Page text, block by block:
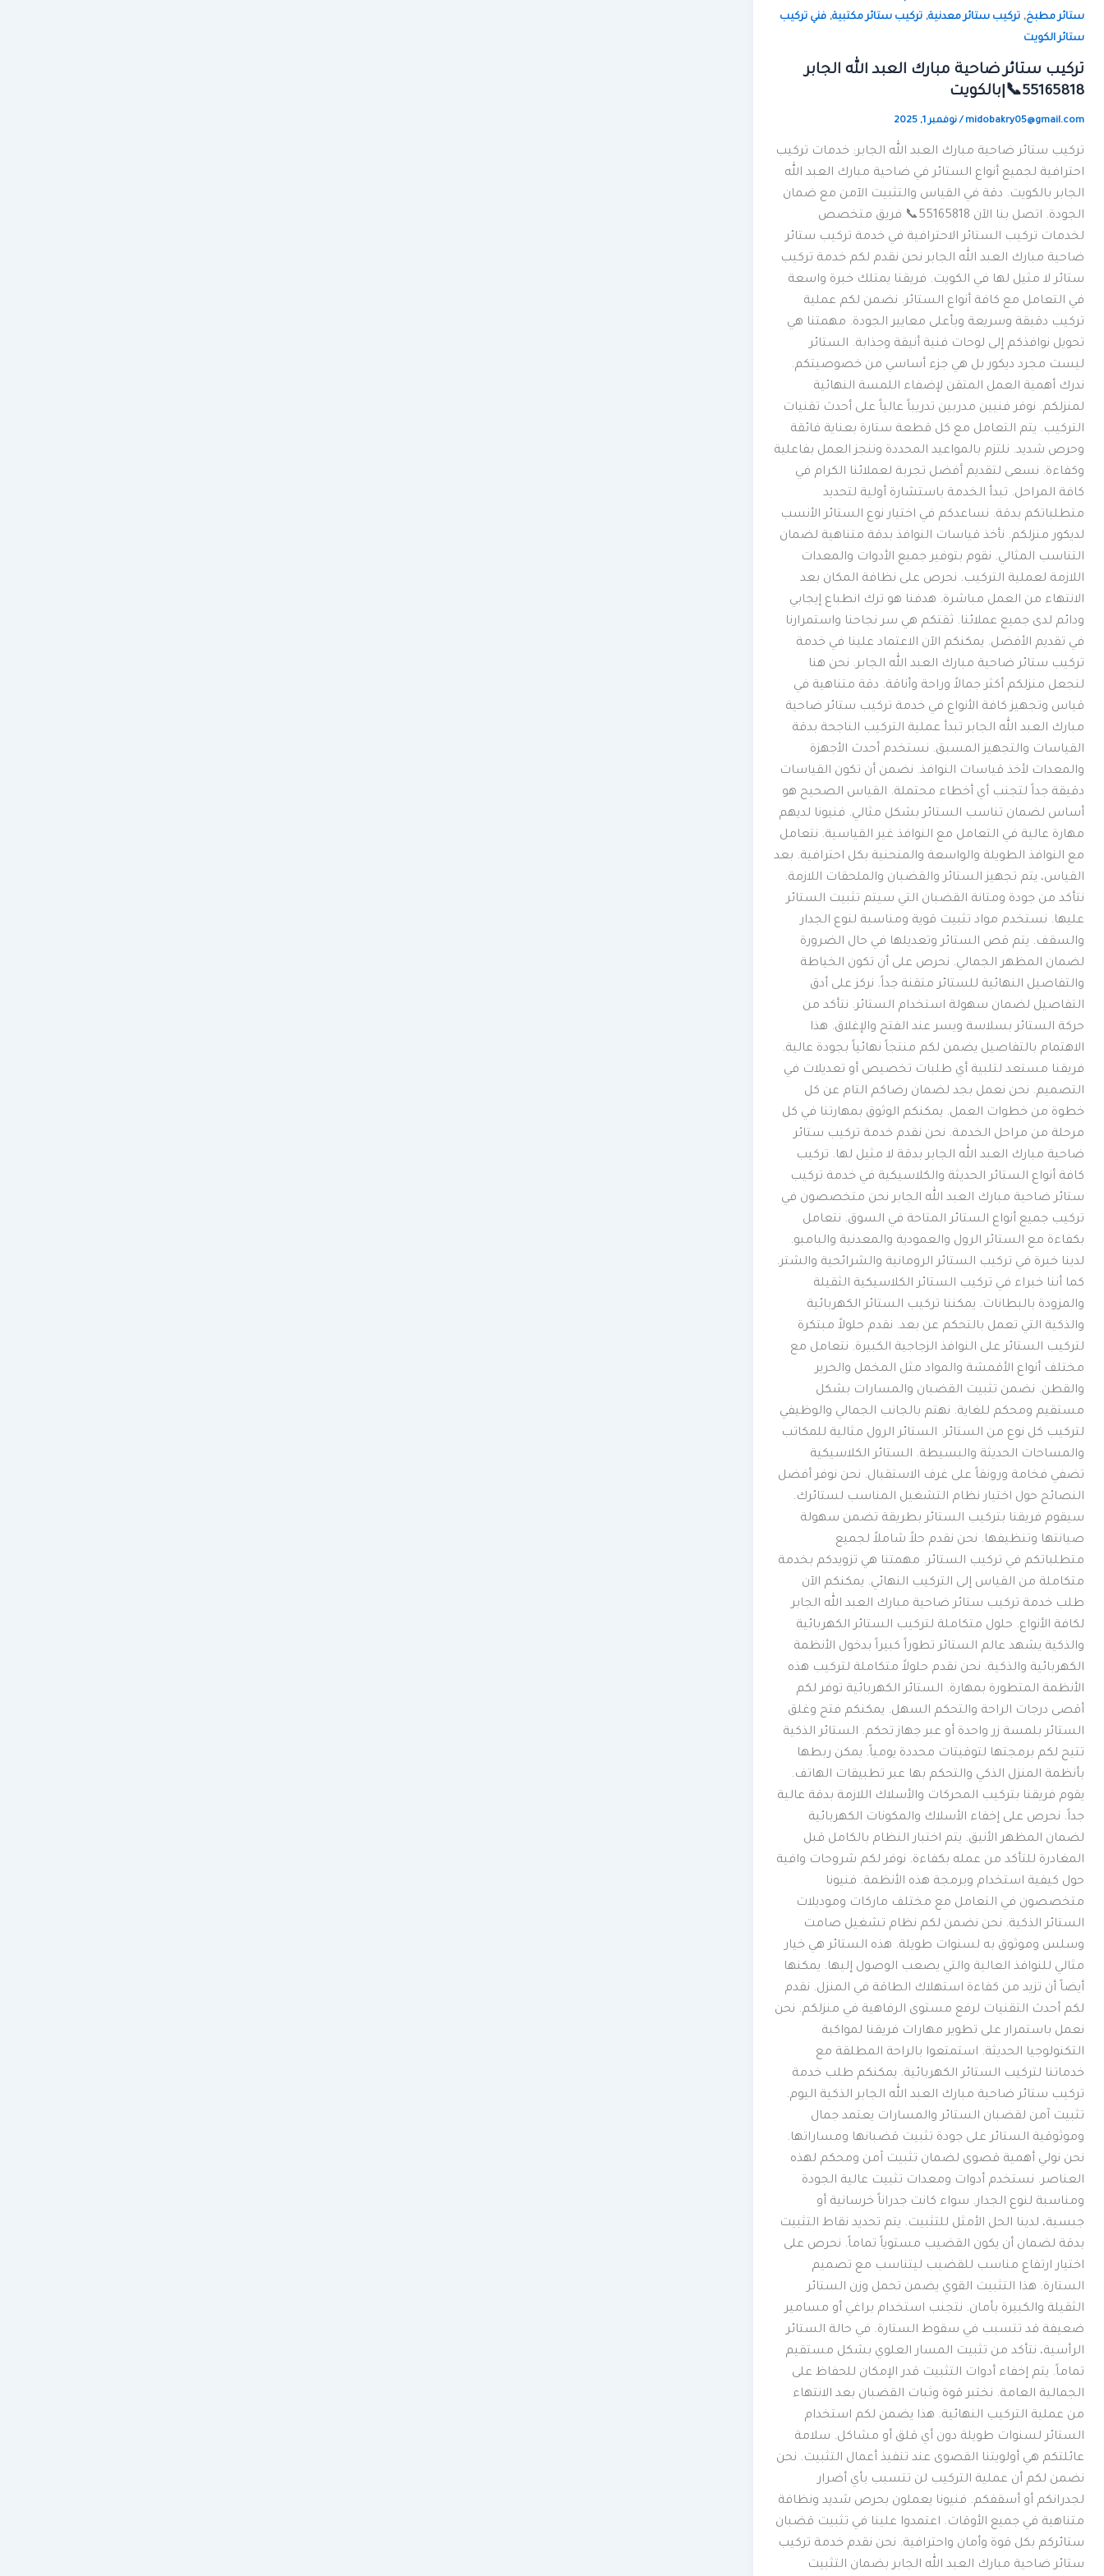
ستائر مطبخ, تركيب ستائر معدنية, تركيب ستائر مكتبية, فني تركيب
ستائر الكويت
تركيب ستائر ضاحية مبارك العبد الله الجابر
55165818📞|بالكويت
midobakry05@gmail.com
/نوفمبر 1, 2025
تركيب ستائر ضاحية مبارك العبد الله الجابر: خدمات تركيب
احترافية لجميع أنواع الستائر في ضاحية مبارك العبد الله
الجابر بالكويت. دقة في القياس والتثبيت الآمن مع ضمان
الجودة. اتصل بنا الآن 55165818📞 فريق متخصص
لخدمات تركيب الستائر الاحترافية في خدمة تركيب ستائر
ضاحية مبارك العبد الله الجابر نحن نقدم لكم خدمة تركيب
ستائر لا مثيل لها في الكويت. فريقنا يمتلك خبرة واسعة
في التعامل مع كافة أنواع الستائر. نضمن لكم عملية
تركيب دقيقة وسريعة وبأعلى معايير الجودة. مهمتنا هي
تحويل نوافذكم إلى لوحات فنية أنيقة وجذابة. الستائر
ليست مجرد ديكور بل هي جزء أساسي من خصوصيتكم.
ندرك أهمية العمل المتقن لإضفاء اللمسة النهائية
لمنزلكم. نوفر فنيين مدربين تدريباً عالياً على أحدث تقنيات
التركيب. يتم التعامل مع كل قطعة ستارة بعناية فائقة
وحرص شديد. نلتزم بالمواعيد المحددة وننجز العمل بفاعلية
وكفاءة. نسعى لتقديم أفضل تجربة لعملائنا الكرام في
كافة المراحل. تبدأ الخدمة باستشارة أولية لتحديد
متطلباتكم بدقة. نساعدكم في اختيار نوع الستائر الأنسب
لديكور منزلكم. نأخذ قياسات النوافذ بدقة متناهية لضمان
التناسب المثالي. نقوم بتوفير جميع الأدوات والمعدات
اللازمة لعملية التركيب. نحرص على نظافة المكان بعد
الانتهاء من العمل مباشرة. هدفنا هو ترك انطباع إيجابي
ودائم لدى جميع عملائنا. ثقتكم هي سر نجاحنا واستمرارنا
في تقديم الأفضل. يمكنكم الآن الاعتماد علينا في خدمة
تركيب ستائر ضاحية مبارك العبد الله الجابر. نحن هنا
لنجعل منزلكم أكثر جمالاً وراحة وأناقة. دقة متناهية في
قياس وتجهيز كافة الأنواع في خدمة تركيب ستائر ضاحية
مبارك العبد الله الجابر تبدأ عملية التركيب الناجحة بدقة
القياسات والتجهيز المسبق. نستخدم أحدث الأجهزة
والمعدات لأخذ قياسات النوافذ. نضمن أن تكون القياسات
دقيقة جداً لتجنب أي أخطاء محتملة. القياس الصحيح هو
أساس لضمان تناسب الستائر بشكل مثالي. فنيونا لديهم
مهارة عالية في التعامل مع النوافذ غير القياسية. نتعامل
مع النوافذ الطويلة والواسعة والمنحنية بكل احترافية. بعد
القياس، يتم تجهيز الستائر والقضبان والملحقات اللازمة.
نتأكد من جودة ومتانة القضبان التي سيتم تثبيت الستائر
عليها. نستخدم مواد تثبيت قوية ومناسبة لنوع الجدار
والسقف. يتم قص الستائر وتعديلها في حال الضرورة
لضمان المظهر الجمالي. نحرص على أن تكون الخياطة
والتفاصيل النهائية للستائر متقنة جداً. نركز على أدق
التفاصيل لضمان سهولة استخدام الستائر. نتأكد من
حركة الستائر بسلاسة ويسر عند الفتح والإغلاق. هذا
الاهتمام بالتفاصيل يضمن لكم منتجاً نهائياً بجودة عالية.
فريقنا مستعد لتلبية أي طلبات تخصيص أو تعديلات في
التصميم. نحن نعمل بجد لضمان رضاكم التام عن كل
خطوة من خطوات العمل. يمكنكم الوثوق بمهارتنا في كل
مرحلة من مراحل الخدمة. نحن نقدم خدمة تركيب ستائر
ضاحية مبارك العبد الله الجابر بدقة لا مثيل لها. تركيب
كافة أنواع الستائر الحديثة والكلاسيكية في خدمة تركيب
ستائر ضاحية مبارك العبد الله الجابر نحن متخصصون في
تركيب جميع أنواع الستائر المتاحة في السوق. نتعامل
بكفاءة مع الستائر الرول والعمودية والمعدنية والبامبو.
لدينا خبرة في تركيب الستائر الرومانية والشرائحية والشتر.
كما أننا خبراء في تركيب الستائر الكلاسيكية الثقيلة
والمزودة بالبطانات. يمكننا تركيب الستائر الكهربائية
والذكية التي تعمل بالتحكم عن بعد. نقدم حلولاً مبتكرة
لتركيب الستائر على النوافذ الزجاجية الكبيرة. نتعامل مع
مختلف أنواع الأقمشة والمواد مثل المخمل والحرير
والقطن. نضمن تثبيت القضبان والمسارات بشكل
مستقيم ومحكم للغاية. نهتم بالجانب الجمالي والوظيفي
لتركيب كل نوع من الستائر. الستائر الرول مثالية للمكاتب
والمساحات الحديثة والبسيطة. الستائر الكلاسيكية
تضفي فخامة ورونقاً على غرف الاستقبال. نحن نوفر أفضل
النصائح حول اختيار نظام التشغيل المناسب لستائرك.
سيقوم فريقنا بتركيب الستائر بطريقة تضمن سهولة
صيانتها وتنظيفها. نحن نقدم حلاً شاملاً لجميع
متطلباتكم في تركيب الستائر. مهمتنا هي تزويدكم بخدمة
متكاملة من القياس إلى التركيب النهائي. يمكنكم الآن
طلب خدمة تركيب ستائر ضاحية مبارك العبد الله الجابر
لكافة الأنواع. حلول متكاملة لتركيب الستائر الكهربائية
والذكية يشهد عالم الستائر تطوراً كبيراً بدخول الأنظمة
الكهربائية والذكية. نحن نقدم حلولاً متكاملة لتركيب هذه
الأنظمة المتطورة بمهارة. الستائر الكهربائية توفر لكم
أقصى درجات الراحة والتحكم السهل. يمكنكم فتح وغلق
الستائر بلمسة زر واحدة أو عبر جهاز تحكم. الستائر الذكية
تتيح لكم برمجتها لتوقيتات محددة يومياً. يمكن ربطها
بأنظمة المنزل الذكي والتحكم بها عبر تطبيقات الهاتف.
يقوم فريقنا بتركيب المحركات والأسلاك اللازمة بدقة عالية
جداً. نحرص على إخفاء الأسلاك والمكونات الكهربائية
لضمان المظهر الأنيق. يتم اختبار النظام بالكامل قبل
المغادرة للتأكد من عمله بكفاءة. نوفر لكم شروحات وافية
حول كيفية استخدام وبرمجة هذه الأنظمة. فنيونا
متخصصون في التعامل مع مختلف ماركات وموديلات
الستائر الذكية. نحن نضمن لكم نظام تشغيل صامت
وسلس وموثوق به لسنوات طويلة. هذه الستائر هي خيار
مثالي للنوافذ العالية والتي يصعب الوصول إليها. يمكنها
أيضاً أن تزيد من كفاءة استهلاك الطاقة في المنزل. نقدم
لكم أحدث التقنيات لرفع مستوى الرفاهية في منزلكم. نحن
نعمل باستمرار على تطوير مهارات فريقنا لمواكبة
التكنولوجيا الحديثة. استمتعوا بالراحة المطلقة مع
خدماتنا لتركيب الستائر الكهربائية. يمكنكم طلب خدمة
تركيب ستائر ضاحية مبارك العبد الله الجابر الذكية اليوم.
تثبيت آمن لقضبان الستائر والمسارات يعتمد جمال
وموثوقية الستائر على جودة تثبيت قضبانها ومساراتها.
نحن نولي أهمية قصوى لضمان تثبيت آمن ومحكم لهذه
العناصر. نستخدم أدوات ومعدات تثبيت عالية الجودة
ومناسبة لنوع الجدار. سواء كانت جدراناً خرسانية أو
جبسية، لدينا الحل الأمثل للتثبيت. يتم تحديد نقاط التثبيت
بدقة لضمان أن يكون القضيب مستوياً تماماً. نحرص على
اختيار ارتفاع مناسب للقضيب ليتناسب مع تصميم
الستارة. هذا التثبيت القوي يضمن تحمل وزن الستائر
الثقيلة والكبيرة بأمان. نتجنب استخدام براغي أو مسامير
ضعيفة قد تتسبب في سقوط الستارة. في حالة الستائر
الرأسية، نتأكد من تثبيت المسار العلوي بشكل مستقيم
تماماً. يتم إخفاء أدوات التثبيت قدر الإمكان للحفاظ على
الجمالية العامة. نختبر قوة وثبات القضبان بعد الانتهاء
من عملية التركيب النهائية. هذا يضمن لكم استخدام
الستائر لسنوات طويلة دون أي قلق أو مشاكل. سلامة
عائلتكم هي أولويتنا القصوى عند تنفيذ أعمال التثبيت. نحن
نضمن لكم أن عملية التركيب لن تتسبب بأي أضرار
لجدرانكم أو أسقفكم. فنيونا يعملون بحرص شديد ونظافة
متناهية في جميع الأوقات. اعتمدوا علينا في تثبيت قضبان
ستائركم بكل قوة وأمان واحترافية. نحن نقدم خدمة تركيب
ستائر ضاحية مبارك العبد الله الجابر بضمان التثبيت